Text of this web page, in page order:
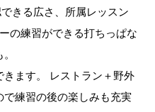
きる広さ、所属レッスン
の練習ができる打ちっぱな
ます。 レストラン＋野外
練習の後の楽しみも充実